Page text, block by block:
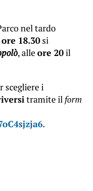
nel tardo
ore 18.30 si
, alleore 20il
scegliere i
tramite il form
.